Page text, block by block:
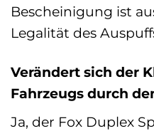
Bescheinigung ist
Legalität des
Verändert sich der
Fahrzeugs durch
Ja, der Fox Duplex